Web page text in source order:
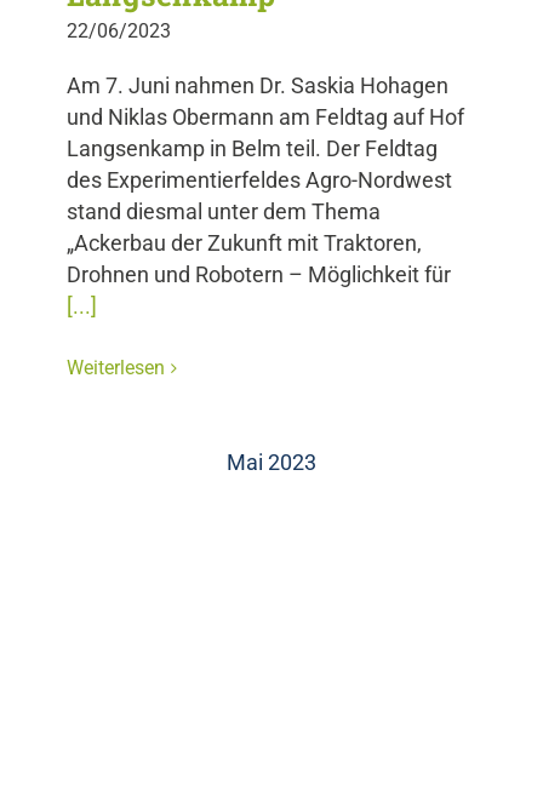
22/06/2023
Am 7. Juni nahmen Dr. Saskia Hohagen
und Niklas Obermann am Feldtag auf Hof
Langsenkamp in Belm teil. Der Feldtag
des Experimentierfeldes Agro-Nordwest
stand diesmal unter dem Thema
„Ackerbau der Zukunft mit Traktoren,
Drohnen und Robotern – Möglichkeit für
[...]
Weiterlesen
Mai 2023